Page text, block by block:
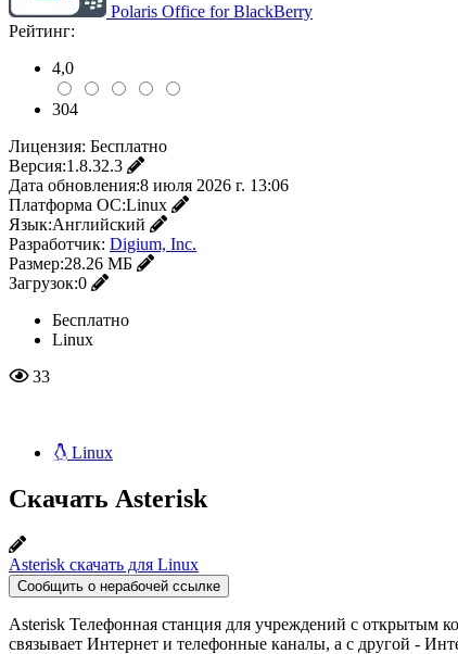
Polaris Office for BlackBerry
Рейтинг:
4,0
304
Лицензия: Бесплатно
Версия:1.8.32.3
Дата обновления:8 июля 2026 г. 13:06
Платформа ОС:Linux
Язык:Английский
Разработчик: Digium, Inc.
Размер:28.26 МБ
Загрузок:0
Бесплатно
Linux
33
Linux
Скачать Asterisk
Asterisk скачать для Linux
Сообщить о нерабочей ссылке
Asterisk Телефонная станция для учреждений с открытым
связывает Интернет и телефонные каналы, а с другой -